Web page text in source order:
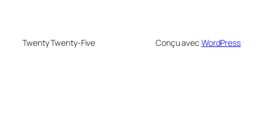
Twenty Twenty-Five Conçu avec WordPress